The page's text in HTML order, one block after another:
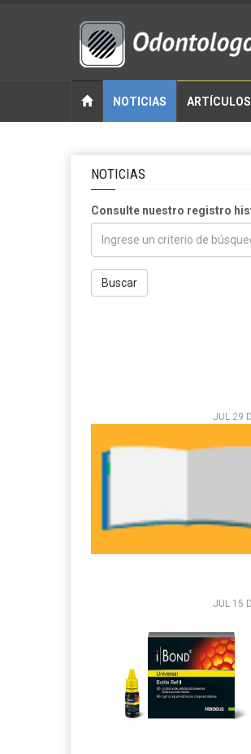
NOTICIAS ARTÍCULOS
NOTICIAS
Consulte nuestro registro
Buscar
JUL 29
JUL 15